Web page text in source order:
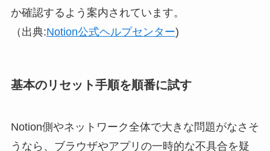
か確認するよう案内されています。
（出典:Notion公式ヘルプセンター)
基本のリセット手順を順番に試す
Notion側やネットワーク全体で大きな問題がなさそ
うなら、ブラウザやアプリの一時的な不具合を疑